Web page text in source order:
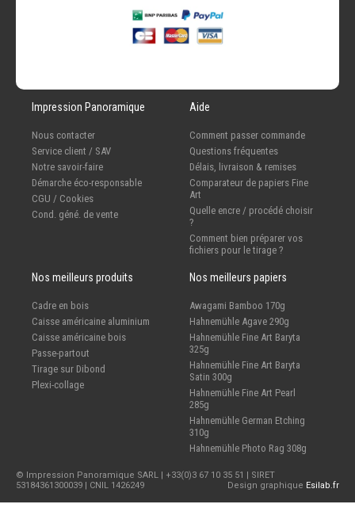
Impression Panoramique
Nous contacter
Service client / SAV
Notre savoir-faire
Démarche éco-responsable
CGU / Cookies
Cond. géné. de vente
Aide
Comment passer commande
Questions fréquentes
Délais, livraison & remises
Comparateur de papiers Fine
Art
Quelle encre / procédé choisir
?
Comment bien préparer vos
fichiers pour le tirage ?
Nos meilleurs produits
Cadre en bois
Caisse américaine aluminium
Caisse américaine bois
Passe-partout
Tirage sur Dibond
Plexi-collage
Nos meilleurs papiers
Awagami Bamboo 170g
Hahnemühle Agave 290g
Hahnemühle Fine Art Baryta
325g
Hahnemühle Fine Art Baryta
Satin 300g
Hahnemühle Fine Art Pearl
285g
Hahnemühle German Etching
310g
Hahnemühle Photo Rag 308g
© Impression Panoramique SARL | +33(0)3 67 10 35 51 | SIRET
53184361300039 | CNIL 1426249
Design graphique Esilab.fr